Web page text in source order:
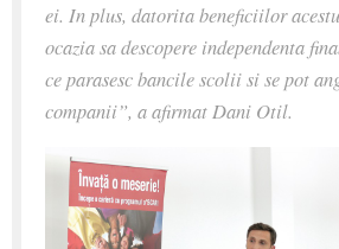
ei. In plus, datorita beneficiilor
ocazia sa descopere independenta
ce parasesc bancile scolii si se pot
companii”, a afirmat Dani Otil.